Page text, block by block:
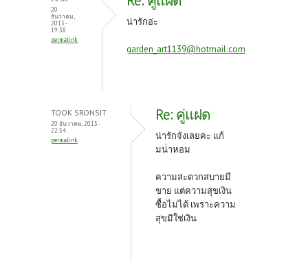
20
ธันวาคม,
2013 -
19:38
permalink
น่ารักอ่ะ
garden_art1139@hotmail.com
TOOK SRONSIT
20 ธันวาคม, 2013 -
22:54
permalink
Re: คู่แฝด
น่ารักจังเลยคะ แก้
มน่่าหอม
ความสะดวกสบายมี
ขาย แต่ความสุขเงิน
ซื้อไม่ได้ เพราะความ
สุขมิใช่เงิน